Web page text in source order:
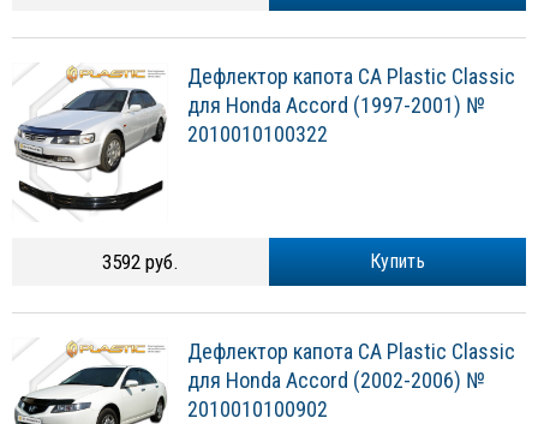
Дефлектор капота CA Plastic Classic
для Honda Accord (1997-2001) №
2010010100322
Купить
3592 руб.
Дефлектор капота CA Plastic Classic
для Honda Accord (2002-2006) №
2010010100902